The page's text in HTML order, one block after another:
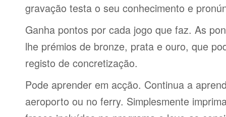
gravação testa o seu conhecimento e
Ganha pontos por cada jogo que faz. As
lhe prémios de bronze, prata e ouro, que
registo de concretização.
Pode aprender em acção. Continua a
aeroporto ou no ferry. Simplesmente